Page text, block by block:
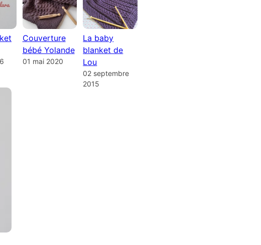
Couverture
bébé Yolande
01 mai 2020
La baby
blanket de
Lou
02 septembre
2015